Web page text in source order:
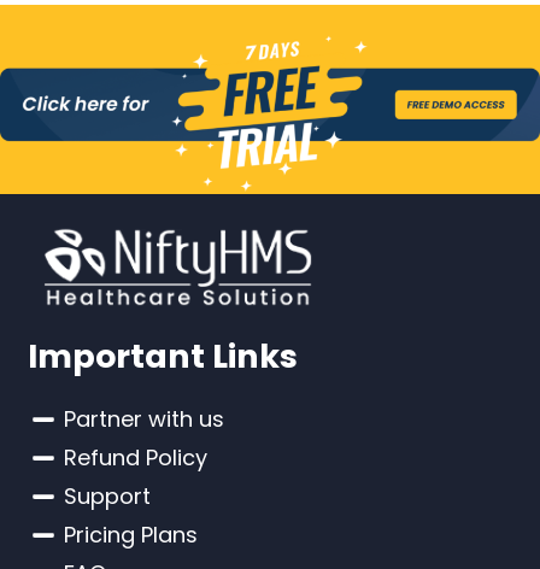
Important Links
Partner with us
Refund Policy
Support
Pricing Plans